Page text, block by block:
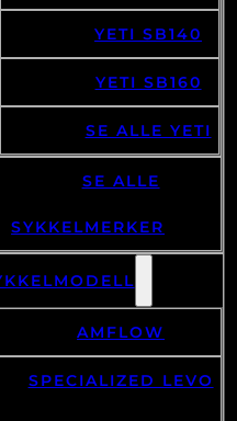
YETI SB140
YETI SB160
SE ALLE YETI
SE ALLE
AMFLOW
SPECIALIZED LEVO